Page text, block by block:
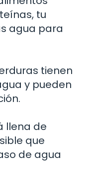
tu
agua para
tienen
y pueden
llena de
que
de agua